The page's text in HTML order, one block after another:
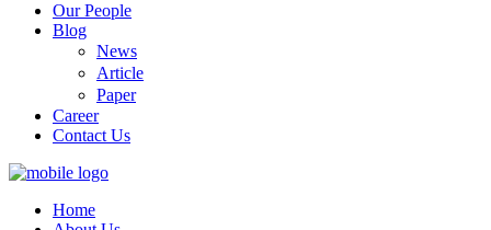
Our People
Blog
News
Article
Paper
Career
Contact Us
Home